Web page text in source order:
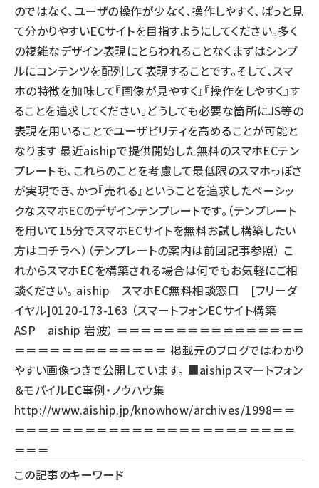
のではなく、ユーザの操作が少なく、操作しやすく、ぱっと見
て分かりやすいECサイトを目指すようにしてください。多く
の複雑なデザイン表現にとらわれることなくまずはシンプ
ルにコンテンツを配列して表現することです。そして、スマ
ホの特徴を加味して『画像が見やすく』『操作をしやすく』す
ることを追求してください。どうしても必要な箇所にJS等の
表現を用いることでユーザビリティを高めることが可能と
なります 最近aishipで提供開始した無料のスマホECテン
プレートも、これらのことを考慮して最低限のスマホっぽさ
が実現でき、かつ『売れる』ということを追求したベーシッ
クなスマホECのデザインテンプレートです。（テンプレート
を用いて15分でスマホECサイトを無料お試し構築したい
方はコチラへ）（テンプレートの案内は前回記事参照） こ
れからスマホECを構築される場合は何でもお気軽にご相
談ください。 aiship スマホEC無料相談窓口 [フリーダ
イヤル]0120-173-163 （スマートフォンECサイト構築
ASP aiship 岩波） ＝＝＝＝＝＝＝＝＝＝＝＝＝＝＝＝
＝＝＝＝＝＝＝＝＝＝＝＝＝ 掲載元のブログではわかり
やすい画像つきで公開しています。 ■aishipスマートフォン
＆モバイルEC事例・ノウハウ集
http://www.aiship.jp/knowhow/archives/1998＝＝
＝＝＝＝＝＝＝＝＝＝＝＝＝＝＝＝＝＝＝＝＝＝＝＝
＝＝＝
この記事のキーワード